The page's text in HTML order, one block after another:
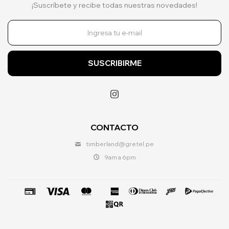
CONTACTO
timberland@gretel.pe
9am a 6pm
¡Suscríbete y recibe todas nuestras novedades!
SUSCRIBIRME
